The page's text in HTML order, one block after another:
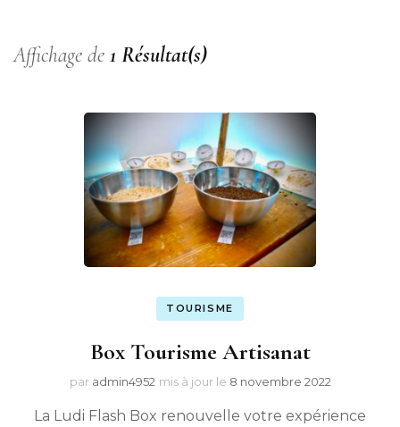
Affichage de 1 Résultat(s)
TOURISME
Box Tourisme Artisanat
par admin4952 mis à jour le 8 novembre 2022
La Ludi Flash Box renouvelle votre expérience